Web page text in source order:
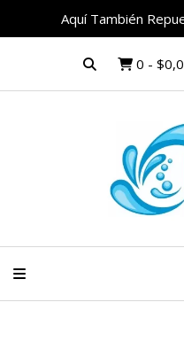
Aquí También
0 -